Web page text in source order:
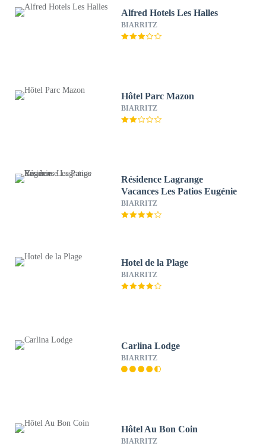
Alfred Hotels Les Halles
BIARRITZ
Hôtel Parc Mazon
BIARRITZ
Résidence Lagrange
Vacances Les Patios Eugénie
BIARRITZ
Hotel de la Plage
BIARRITZ
Carlina Lodge
BIARRITZ
Hôtel Au Bon Coin
BIARRITZ